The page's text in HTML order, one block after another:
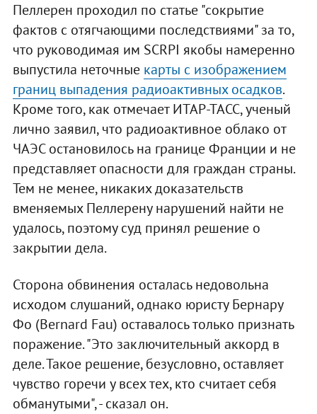
Пеллерен проходил по статье "сокрытие
фактов с отягчающими последствиями" за то,
что руководимая им SCRPI якобы намеренно
выпустила неточные карты с изображением
границ выпадения радиоактивных осадков.
Кроме того, как отмечает ИТАР-ТАСС, ученый
лично заявил, что радиоактивное облако от
ЧАЭС остановилось на границе Франции и не
представляет опасности для граждан страны.
Тем не менее, никаких доказательств
вменяемых Пеллерену нарушений найти не
удалось, поэтому суд принял решение о
закрытии дела.
Сторона обвинения осталась недовольна
исходом слушаний, однако юристу Бернару
Фо (Bernard Fau) оставалось только признать
поражение. "Это заключительный аккорд в
деле. Такое решение, безусловно, оставляет
чувство горечи у всех тех, кто считает себя
обманутыми", - сказал он.